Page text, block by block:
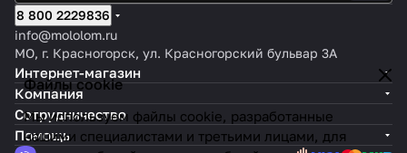
Файлы cookie
Мы используем файлы cookie, разработанные
нашими специалистами и третьими лицами, для
8 800 2229836
info@mololom.ru
МО, г. Красногорск, ул. Красногорский бульвар 3А
Интернет-магазин
Компания
Сотрудничество
Помощь